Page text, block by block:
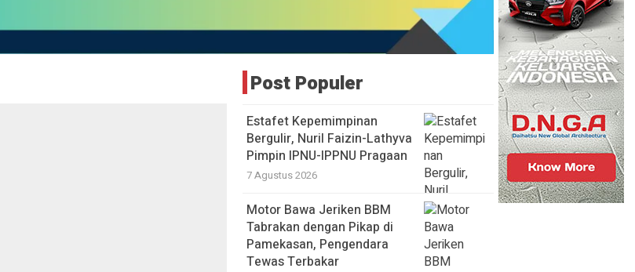
Post Populer
Estafet Kepemimpinan
Bergulir, Nuril Faizin-Lathyva
Pimpin IPNU-IPPNU Pragaan
7 Agustus 2026
Motor Bawa Jeriken BBM
Tabrakan dengan Pikap di
Pamekasan, Pengendara
Tewas Terbakar